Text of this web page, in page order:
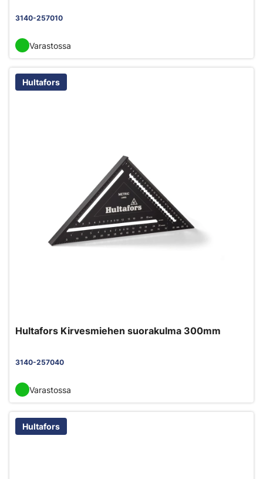
3140-257010
Varastossa
Hultafors
Hultafors Kirvesmiehen suorakulma 300mm
3140-257040
Varastossa
Hultafors